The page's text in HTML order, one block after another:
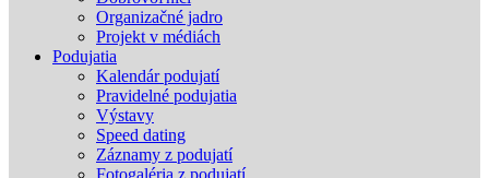
Organizačné jadro
Projekt v médiách
Podujatia
Kalendár podujatí
Pravidelné podujatia
Výstavy
Speed dating
Záznamy z podujatí
Fotogaléria z podujatí